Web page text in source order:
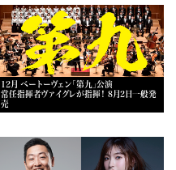
12月 ベートーヴェン「第九」公演
常任指揮者ヴァイグレが指揮！ 8月2日一般発
売